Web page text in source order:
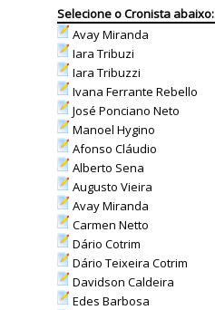
Selecione o Cronista abaixo:
Avay Miranda
Iara Tribuzi
Iara Tribuzzi
Ivana Ferrante Rebello
José Ponciano Neto
Manoel Hygino
Afonso Cláudio
Alberto Sena
Augusto Vieira
Avay Miranda
Carmen Netto
Dário Cotrim
Dário Teixeira Cotrim
Davidson Caldeira
Edes Barbosa